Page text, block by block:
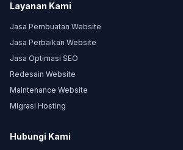
Layanan Kami
Jasa Pembuatan Website
Jasa Perbaikan Website
Jasa Optimasi SEO
Redesain Website
Maintenance Website
Migrasi Hosting
Hubungi Kami